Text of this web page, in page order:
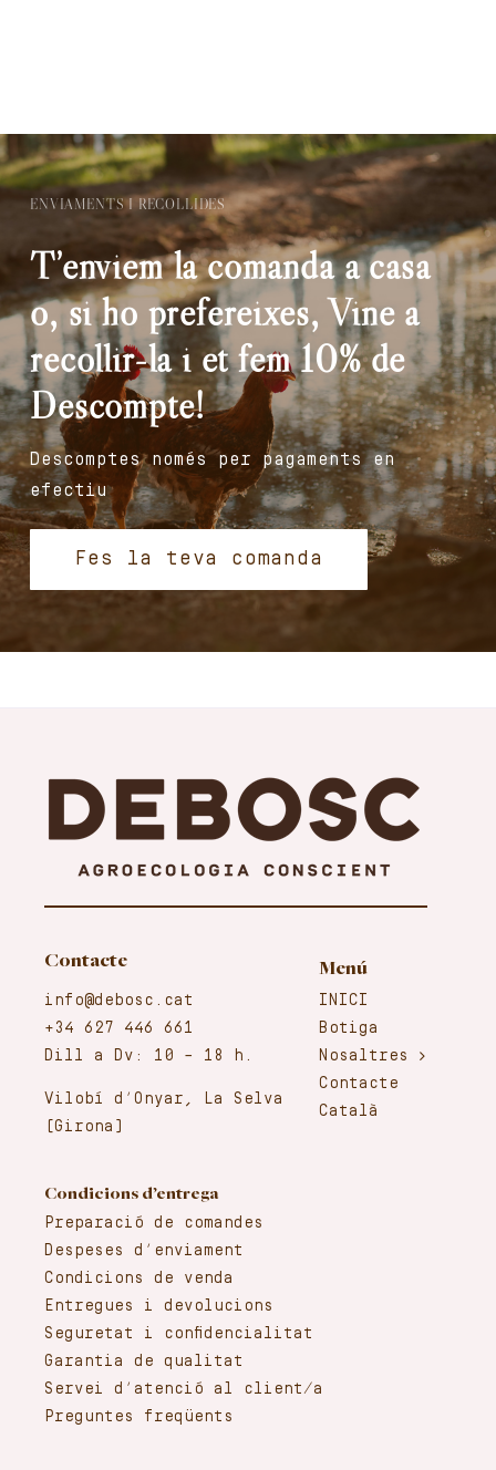
ENVIAMENTS I RECOLLIDES
T’enviem la comanda a casa
o, si ho prefereixes, Vine a
recollir-la i et fem 10% de
Descompte!
Descomptes només per pagaments en
efectiu
Fes la teva comanda
Menú
INICI
Botiga
Nosaltres
Contacte
Català
Contacte
info@debosc.cat
+34 627 446 661
Dill a Dv: 10 – 18 h.
Vilobí d’Onyar, La Selva
(Girona)
Condicions d’entrega
Preparació de comandes
Despeses d’enviament
Condicions de venda
Entregues i devolucions
Seguretat i confidencialitat
Garantia de qualitat
Servei d’atenció al client/a
Preguntes freqüents